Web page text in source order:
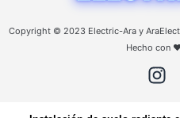
Copyright © 2023 Electric-Ara y
Hecho con